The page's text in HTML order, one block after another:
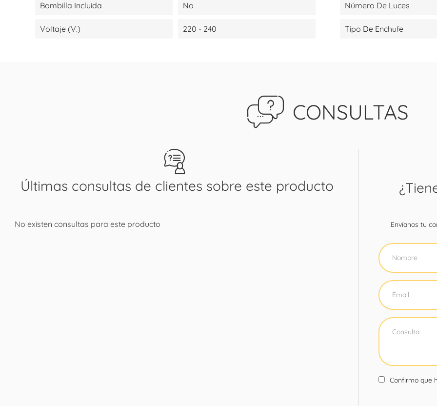
Bombilla Incluida No Número De Luces
Voltaje (V.) 220 - 240 Tipo De Enchufe
CONSULTAS
Últimas consultas de clientes sobre este producto
No existen consultas para este producto Envíanos tu
Confirmo que